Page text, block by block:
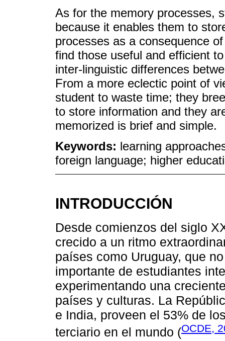
As for the memory processes,
because it enables them to
processes as a consequence
find those useful and efficient
inter-linguistic differences
From a more eclectic point of
student to waste time; they
to store information and they
memorized is brief and simple.
Keywords: learning
foreign language; higher
INTRODUCCIÓN
Desde comienzos del siglo
crecido a un ritmo
países como Uruguay, que
importante de estudiantes
experimentando una
países y culturas. La
e India, proveen el 53% de
terciario en el mundo (OCDE,